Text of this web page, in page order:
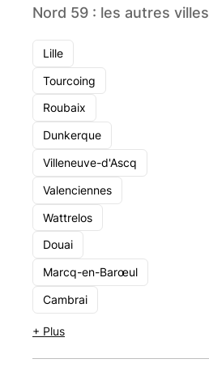
Nord 59 : les autres villes
Lille
Tourcoing
Roubaix
Dunkerque
Villeneuve-d'Ascq
Valenciennes
Wattrelos
Douai
Marcq-en-Barœul
Cambrai
+ Plus